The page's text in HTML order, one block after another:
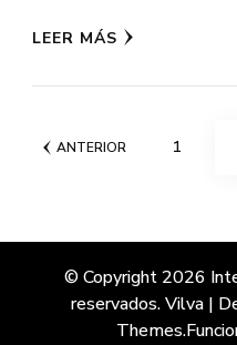
LEER MÁS
Paginación
ANTERIOR PÁGINA
1
© Copyright 2026
reservados.Vilva |
Themes